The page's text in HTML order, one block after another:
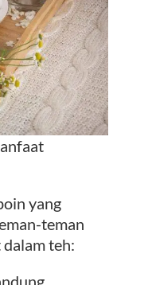
yang
teman
teh: